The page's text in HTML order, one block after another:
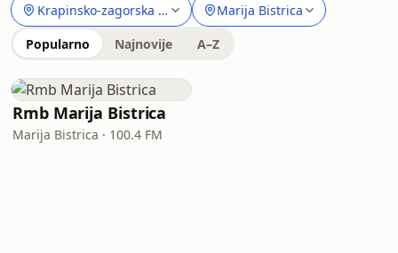
Krapinsko-zagorska županija Marija Bistrica
Popularno Najnovije A–Z
Rmb Marija Bistrica
Marija Bistrica · 100.4 FM